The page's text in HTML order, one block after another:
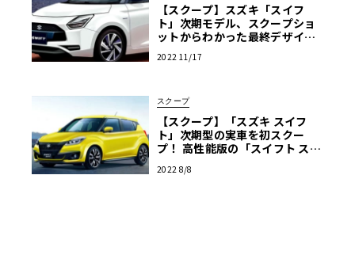
【スクープ】スズキ「スイフ
ト」次期モデル、スクープショ
ットからわかった最終デザイン
2022 11/17
スクープ
【スクープ】「スズキ スイフ
ト」次期型の実車を初スクー
プ！ 高性能版の「スイフト スポ
2022 8/8